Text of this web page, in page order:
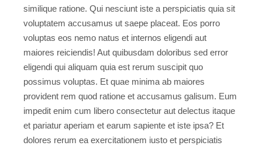
similique ratione. Qui nesciunt iste a perspiciatis quia sit
voluptatem accusamus ut saepe placeat. Eos porro
voluptas eos nemo natus et internos eligendi aut
maiores reiciendis! Aut quibusdam doloribus sed error
eligendi qui aliquam quia est rerum suscipit quo
possimus voluptas. Et quae minima ab maiores
provident rem quod ratione et accusamus galisum. Eum
impedit enim cum libero consectetur aut delectus itaque
et pariatur aperiam et earum sapiente et iste ipsa? Et
dolores rerum ea exercitationem iusto et perspiciatis